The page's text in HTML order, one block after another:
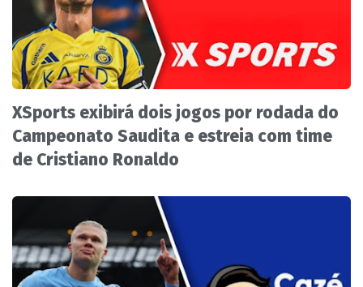
XSports exibirá dois jogos por rodada do
Campeonato Saudita e estreia com time
de Cristiano Ronaldo